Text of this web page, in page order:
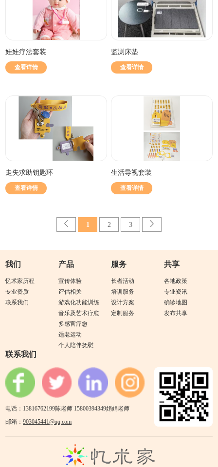
娃娃疗法套装
查看详情
监测床垫
查看详情
走失求助钥匙环
查看详情
生活导视套装
查看详情
1 2 3
我们
忆术家历程
专业资质
联系我们
产品
宣传体验
评估相关
游戏化功能训练
音乐及艺术疗愈
多感官疗愈
适老运动
个人陪伴抚慰
服务
长者活动
培训服务
设计方案
定制服务
共享
各地政策
专业资讯
确诊地图
发布共享
联系我们
电话：13816762199陈老师 15800394349娟娟老师
邮箱：903045441@qq.com